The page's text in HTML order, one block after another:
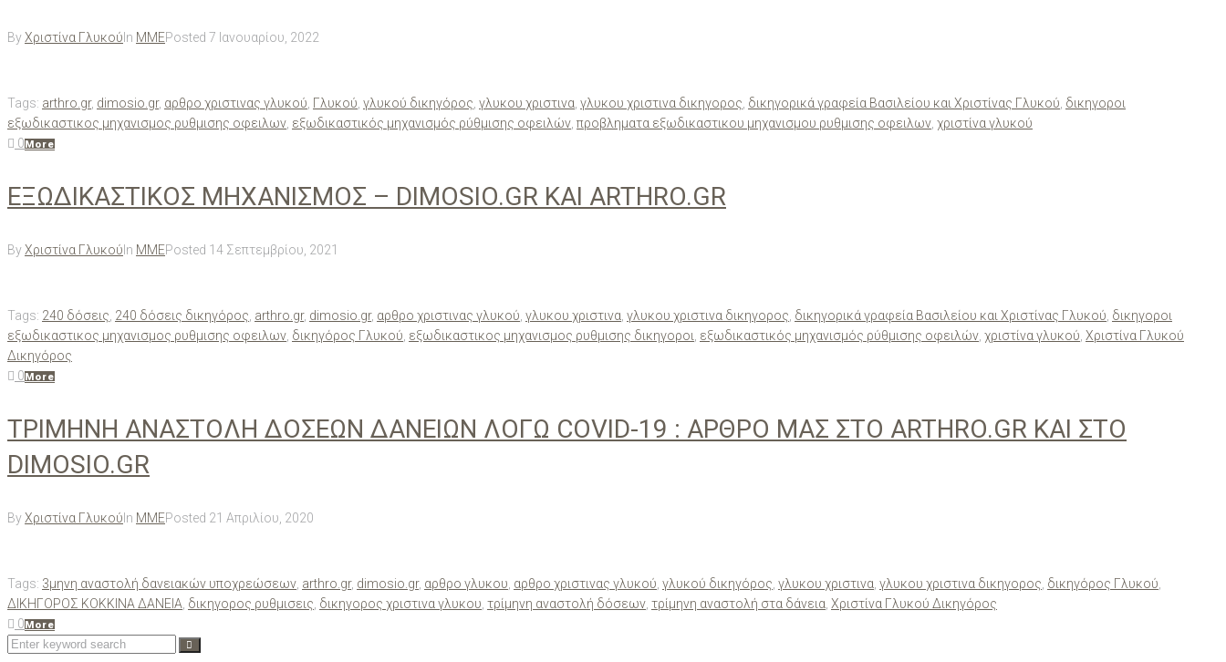
ByΧριστίνα Γλυκού In ΜΜΕPosted 7 Ιανουαρίου, 2022
Tags: arthro.gr, dimosio.gr, αρθρο χριστινας γλυκού Γλυκού γλυκού δικηγόρος γλυκου χριστινα γλυκου χριστινα δικηγορος δικηγορικά γραφεία Βασιλείου και Χριστίνας Γλυκού δικηγοροι
εξωδικαστικος μηχανισμος ρυθμισης οφειλων εξωδικαστικός μηχανισμός ρύθμισης οφειλών προβληματα εξωδικαστικου μηχανισμου ρυθμισης οφειλων χριστίνα γλυκού
0More
ΕΞΩΔΙΚΑΣΤΙΚΟΣ ΜΗΧΑΝΙΣΜΟΣ – DIMOSIO.GR ΚΑΙ ARTHRO.GR
ByΧριστίνα Γλυκού In ΜΜΕPosted 14 Σεπτεμβρίου, 2021
Tags: 240 δόσεις 240 δόσεις δικηγόρος arthro.gr, dimosio.gr, αρθρο χριστινας γλυκού γλυκου χριστινα γλυκου χριστινα δικηγορος δικηγορικά γραφεία Βασιλείου και Χριστίνας Γλυκού δικηγοροι
εξωδικαστικος μηχανισμος ρυθμισης οφειλων δικηγόρος Γλυκού εξωδικαστικος μηχανισμος ρυθμισης δικηγοροι εξωδικαστικός μηχανισμός ρύθμισης οφειλών χριστίνα γλυκού Χριστίνα Γλυκού
Δικηγόρος
0More
ΤΡΙΜΗΝΗ ΑΝΑΣΤΟΛΗ ΔΟΣΕΩΝ ΔΑΝΕΙΩΝ ΛΟΓΩ COVID-19 : ΑΡΘΡΟ ΜΑΣ ΣΤΟ ARTHRO.GR ΚΑΙ ΣΤΟ
DIMOSIO.GR
ByΧριστίνα Γλυκού In ΜΜΕPosted 21 Απριλίου, 2020
Tags: 3μηνη αναστολή δανειακών υποχρεώσεων arthro.gr, dimosio.gr, αρθρο γλυκου αρθρο χριστινας γλυκού γλυκού δικηγόρος γλυκου χριστινα γλυκου χριστινα δικηγορος δικηγόρος Γλυκού
ΔΙΚΗΓΟΡΟΣ ΚΟΚΚΙΝΑ ΔΑΝΕΙΑ δικηγορος ρυθμισεις δικηγορος χριστινα γλυκου τρίμηνη αναστολή δόσεων τρίμηνη αναστολή στα δάνεια Χριστίνα Γλυκού Δικηγόρος
0More
Search